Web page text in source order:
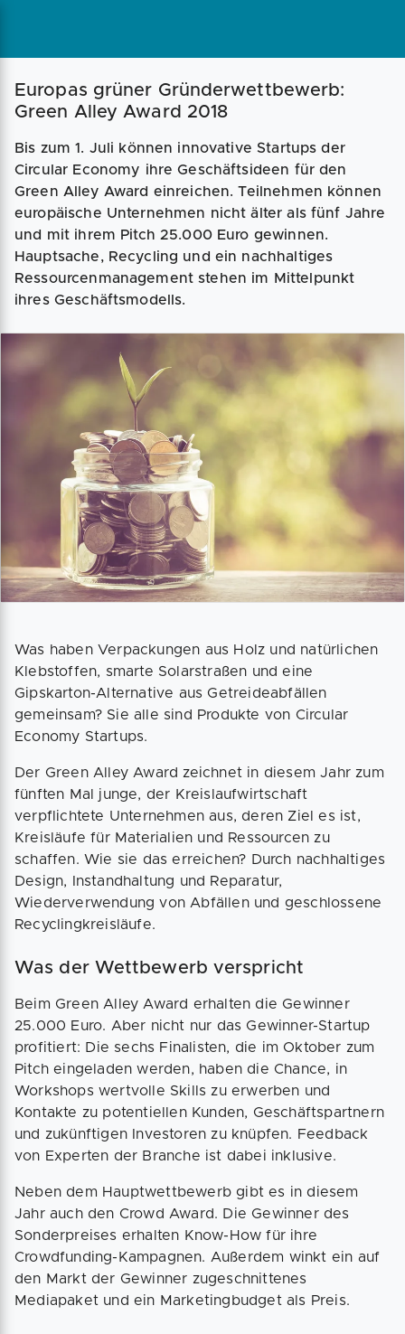
Magazin Businessplan Fördermittel
Europas grüner Gründerwettbewerb:
Green Alley Award 2018
Bis zum 1. Juli können innovative Startups der
Circular Economy ihre Geschäftsideen für den
Green Alley Award einreichen. Teilnehmen können
europäische Unternehmen nicht älter als fünf Jahre
und mit ihrem Pitch 25.000 Euro gewinnen.
Hauptsache, Recycling und ein nachhaltiges
Ressourcenmanagement stehen im Mittelpunkt
ihres Geschäftsmodells.
Was haben Verpackungen aus Holz und natürlichen
Klebstoffen, smarte Solarstraßen und eine
Gipskarton-Alternative aus Getreideabfällen
gemeinsam? Sie alle sind Produkte von Circular
Economy Startups.
Der Green Alley Award zeichnet in diesem Jahr zum
fünften Mal junge, der Kreislaufwirtschaft
verpflichtete Unternehmen aus, deren Ziel es ist,
Kreisläufe für Materialien und Ressourcen zu
schaffen. Wie sie das erreichen? Durch nachhaltiges
Design, Instandhaltung und Reparatur,
Wiederverwendung von Abfällen und geschlossene
Recyclingkreisläufe.
Was der Wettbewerb verspricht
Beim Green Alley Award erhalten die Gewinner
25.000 Euro. Aber nicht nur das Gewinner-Startup
profitiert: Die sechs Finalisten, die im Oktober zum
Pitch eingeladen werden, haben die Chance, in
Workshops wertvolle Skills zu erwerben und
Kontakte zu potentiellen Kunden, Geschäftspartnern
und zukünftigen Investoren zu knüpfen. Feedback
von Experten der Branche ist dabei inklusive.
Neben dem Hauptwettbewerb gibt es in diesem
Jahr auch den Crowd Award. Die Gewinner des
Sonderpreises erhalten Know-How für ihre
Crowdfunding-Kampagnen. Außerdem winkt ein auf
den Markt der Gewinner zugeschnittenes
Mediapaket und ein Marketingbudget als Preis.